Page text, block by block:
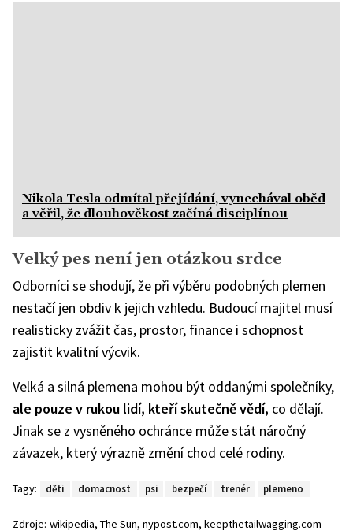
Nikola Tesla odmítal přejídání, vynechával oběd
a věřil, že dlouhověkost začíná disciplínou
Velký pes není jen otázkou srdce
Odborníci se shodují, že při výběru podobných plemen
nestačí jen obdiv k jejich vzhledu. Budoucí majitel musí
realisticky zvážit čas, prostor, finance i schopnost
zajistit kvalitní výcvik.
Velká a silná plemena mohou být oddanými společníky,
ale pouze v rukou lidí, kteří skutečně vědí, co dělají.
Jinak se z vysněného ochránce může stát náročný
závazek, který výrazně změní chod celé rodiny.
Tagy: děti domacnost psi bezpečí trenér plemeno
Zdroje: wikipedia, The Sun, nypost.com, keepthetailwagging.com